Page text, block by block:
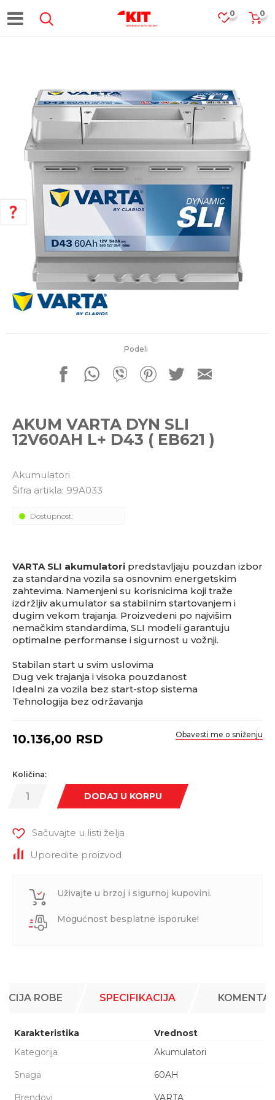
0
0
Podeli
AKUM VARTA DYN SLI
12V60AH L+ D43 ( EB621 )
Akumulatori
Šifra artikla: 99A033
Dostupnost:
VARTA SLI akumulatori predstavljaju pouzdan izbor
za standardna vozila sa osnovnim energetskim
zahtevima. Namenjeni su korisnicima koji traže
izdržljiv akumulator sa stabilnim startovanjem i
dugim vekom trajanja. Proizvedeni po najvišim
nemačkim standardima, SLI modeli garantuju
optimalne performanse i sigurnost u vožnji.
Stabilan start u svim uslovima
Dug vek trajanja i visoka pouzdanost
Idealni za vozila bez start-stop sistema
Tehnologija bez održavanja
10.136,00 RSD Obavesti me o sniženju
Količina:
DODAJ U KORPU
Sačuvajte u listi želja
Uporedite proizvod
Uživajte u brzoj i sigurnoj kupovini.
Mogućnost besplatne isporuke!
POMOĆ PRI KUPOVINI
Za više informacija, pomoć i
porudžbine
011 4427900
Radno vreme
Pišite nam
office@kitcommerce.rs
ROBE SPECIFIKACIJA
Karakteristika
Vrednost
Kategorija
Akumulatori
Snaga 60AH
Brendovi VARTA